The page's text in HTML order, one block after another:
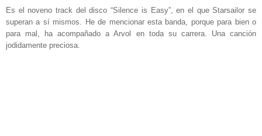
Es el noveno track del disco “Silence is Easy”, en el que Starsailor se
superan a sí mismos. He de mencionar esta banda, porque para bien o
para mal, ha acompañado a Arvol en toda su carrera. Una canción
jodidamente preciosa.